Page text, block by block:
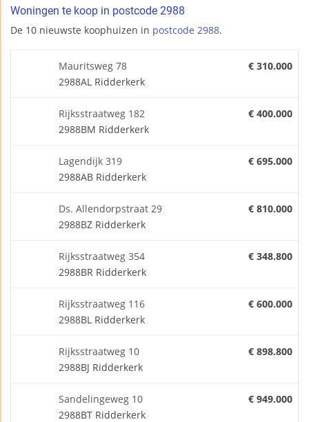
Woningen te koop in postcode 2988
De 10 nieuwste koophuizen in postcode 2988.
Mauritsweg 78
2988AL Ridderkerk
€ 310.000
Rijksstraatweg 182
2988BM Ridderkerk
€ 400.000
Lagendijk 319
2988AB Ridderkerk
€ 695.000
Ds. Allendorpstraat 29
2988BZ Ridderkerk
€ 810.000
Rijksstraatweg 354
2988BR Ridderkerk
€ 348.800
Rijksstraatweg 116
2988BL Ridderkerk
€ 600.000
Rijksstraatweg 10
2988BJ Ridderkerk
€ 898.800
Sandelingeweg 10
2988BT Ridderkerk
€ 949.000